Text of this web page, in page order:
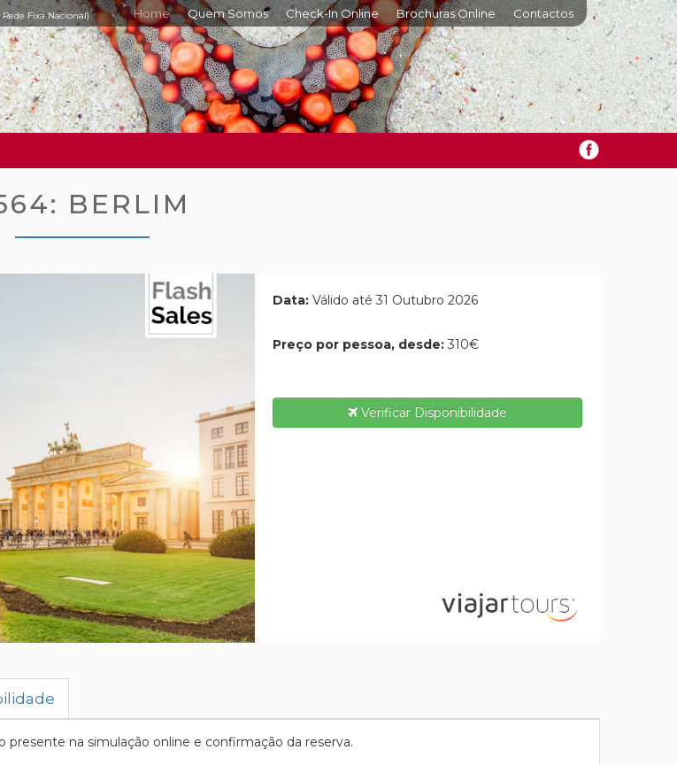
Fixa Nacional) Home Quem Somos Check-In Online Brochuras Online Contactos
BERLIM
Data: Válido até 31 Outubro 2026
Preço por pessoa, desde: 310€
Verificar Disponibilidade
presente na simulação online e confirmação da reserva.